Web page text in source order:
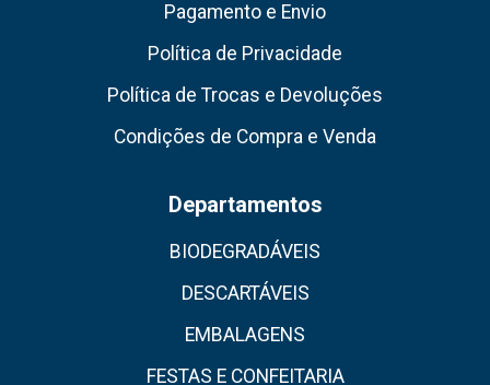
Pagamento e Envio
Política de Privacidade
Política de Trocas e Devoluções
Condições de Compra e Venda
Departamentos
BIODEGRADÁVEIS
DESCARTÁVEIS
EMBALAGENS
FESTAS E CONFEITARIA